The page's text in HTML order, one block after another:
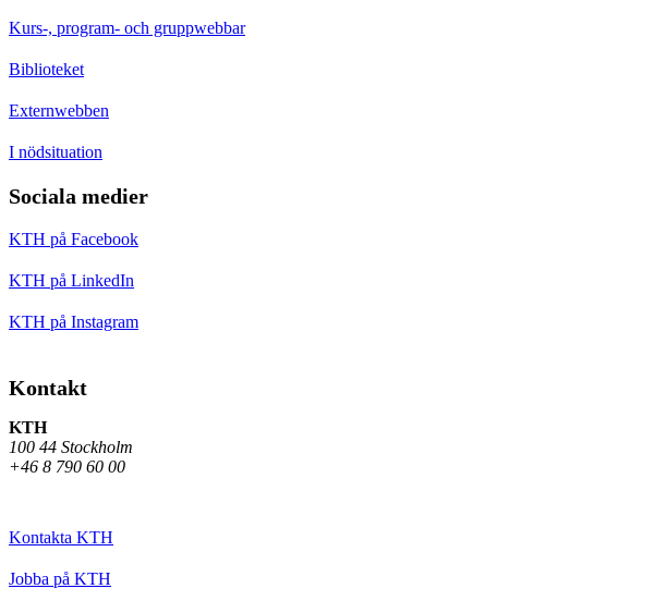
Kurs-, program- och gruppwebbar
Biblioteket
Externwebben
I nödsituation
Sociala medier
KTH på Facebook
KTH på LinkedIn
KTH på Instagram
Kontakt
KTH
100 44 Stockholm
+46 8 790 60 00
Kontakta KTH
Jobba på KTH